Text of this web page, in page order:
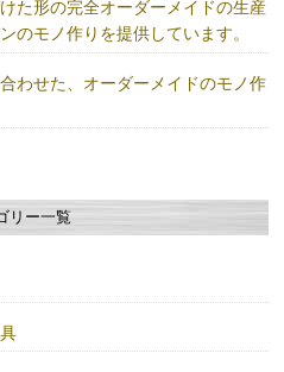
た形の完全オーダーメイドの生産
のモノ作りを提供しています。
わせた、オーダーメイドのモノ作
リー一覧